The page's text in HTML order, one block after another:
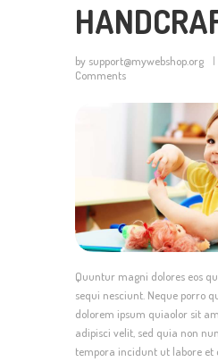
by support@mywebshop.org
Comments
Quuntur magni dolores eos
sequi nesciunt. Neque porro
dolorem ipsum quiaolor sit
adipisci velit, sed quia non
tempora incidunt ut labore